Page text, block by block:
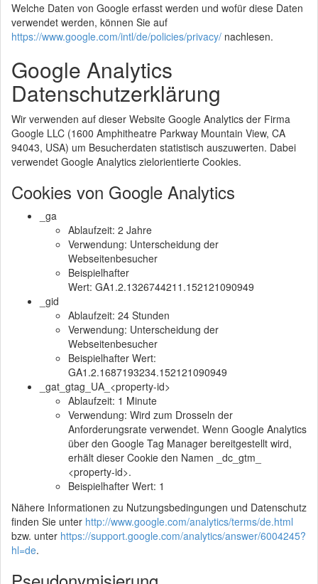
Welche Daten von Google erfasst werden und wofür diese Daten
verwendet werden, können Sie auf
https://www.google.com/intl/de/policies/privacy/ nachlesen.
Google Analytics
Datenschutzerklärung
Wir verwenden auf dieser Website Google Analytics der Firma
Google LLC (1600 Amphitheatre Parkway Mountain View, CA
94043, USA) um Besucherdaten statistisch auszuwerten. Dabei
verwendet Google Analytics zielorientierte Cookies.
Cookies von Google Analytics
_ga
Ablaufzeit: 2 Jahre
Verwendung: Unterscheidung der
Webseitenbesucher
Beispielhafter
Wert: GA1.2.1326744211.152121090949
_gid
Ablaufzeit: 24 Stunden
Verwendung: Unterscheidung der
Webseitenbesucher
Beispielhafter Wert:
GA1.2.1687193234.152121090949
_gat_gtag_UA_<property-id>
Ablaufzeit: 1 Minute
Verwendung: Wird zum Drosseln der
Anforderungsrate verwendet. Wenn Google Analytics
über den Google Tag Manager bereitgestellt wird,
erhält dieser Cookie den Namen _dc_gtm_
<property-id>.
Beispielhafter Wert: 1
Nähere Informationen zu Nutzungsbedingungen und Datenschutz
finden Sie unter http://www.google.com/analytics/terms/de.html
bzw. unter https://support.google.com/analytics/answer/6004245?
hl=de.